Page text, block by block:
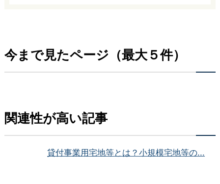
今まで見たページ（最大５件）
関連性が高い記事
貸付事業用宅地等とは？小規模宅地等の...